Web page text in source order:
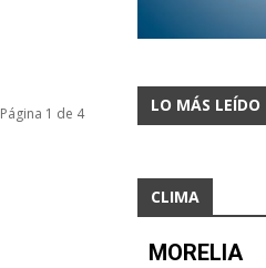
Página 1 de 4 LO MÁS LEÍDO
CLIMA
MORELIA